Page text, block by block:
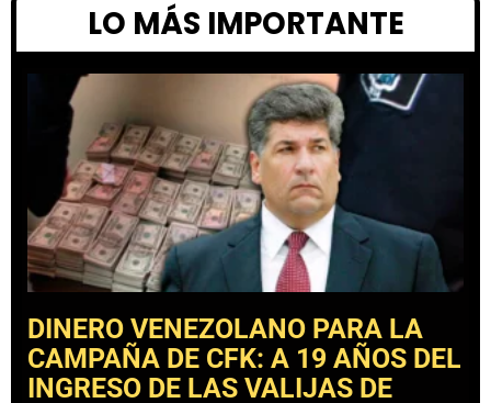
LO MÁS IMPORTANTE
DINERO VENEZOLANO PARA LA
CAMPAÑA DE CFK: A 19 AÑOS DEL
INGRESO DE LAS VALIJAS DE